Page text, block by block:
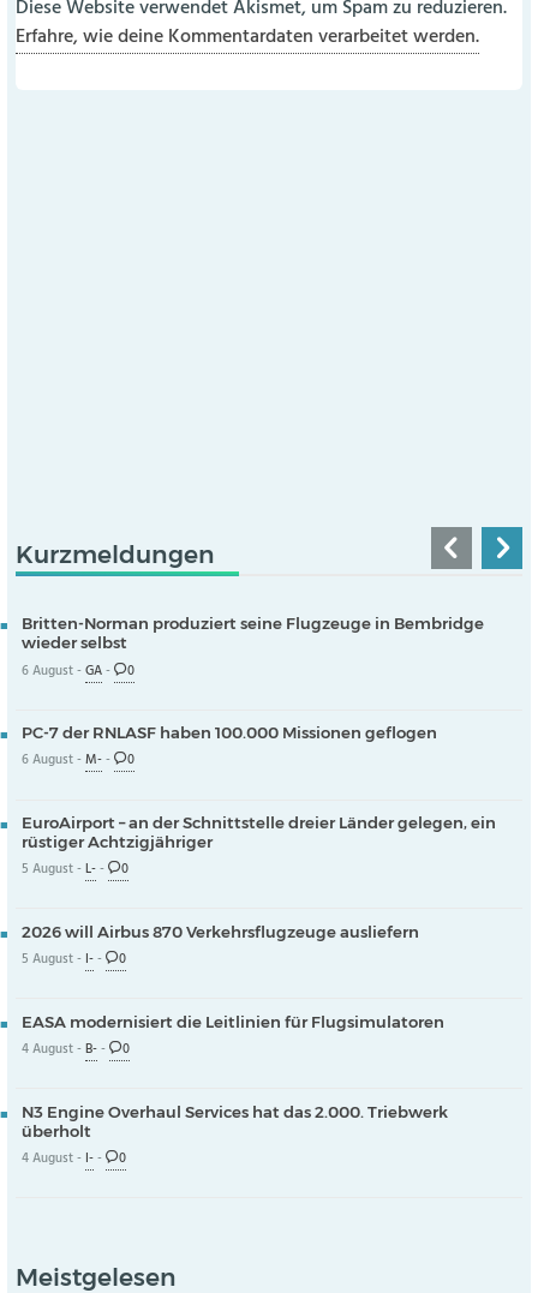
Diese Website verwendet Akismet, um Spam zu reduzieren.
Erfahre, wie deine Kommentardaten verarbeitet werden.
Kurzmeldungen
Britten-Norman produziert seine Flugzeuge in Bembridge
wieder selbst
6 August -GA- 0
PC-7 der RNLASF haben 100.000 Missionen geflogen
6 August -M-- 0
EuroAirport – an der Schnittstelle dreier Länder gelegen, ein
rüstiger Achtzigjähriger
5 August -L-- 0
2026 will Airbus 870 Verkehrsflugzeuge ausliefern
5 August - I-- 0
EASA modernisiert die Leitlinien für Flugsimulatoren
4 August -B-- 0
N3 Engine Overhaul Services hat das 2.000. Triebwerk
überholt
4 August - I-- 0
Meistgelesen